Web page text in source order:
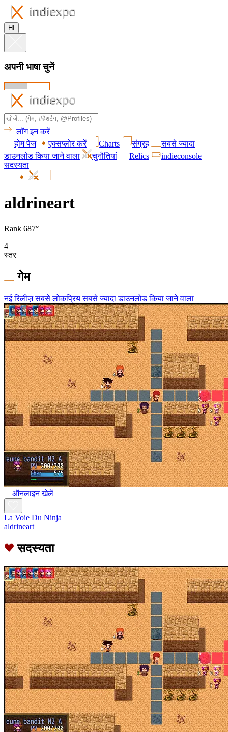
HI
अपनी भाषा चुनें
लॉग इन करें
होम पेज
एक्सप्लोर करें Charts संग्रह
सबसे ज्यादा
डाउनलोड किया जाने वाला
चुनौतियां Relics
indieconsole
सदस्यता
aldrineart
Rank 687°
4
स्तर
गेम
नई रिलीज़ सबसे लोकप्रिय सबसे ज्यादा डाउनलोड किया जाने वाला
ऑनलाइन खेलें
La Voie Du Ninja
aldrineart
सदस्यता